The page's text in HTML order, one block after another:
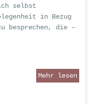
selbst
in Bezug
besprechen, die –
Mehr lesen